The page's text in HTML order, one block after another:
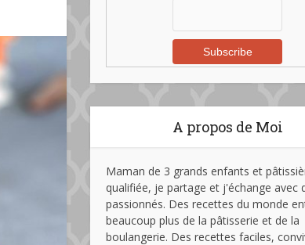
A propos de Moi
Maman de 3 grands enfants et
qualifiée, je partage et j'échange avec
passionnés. Des recettes du monde
beaucoup plus de la pâtisserie et de la
boulangerie. Des recettes faciles,